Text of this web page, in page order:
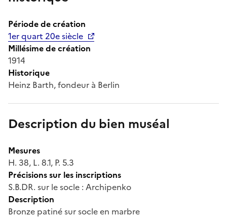
Période de création
1er quart 20e siècle
Millésime de création
1914
Historique
Heinz Barth, fondeur à Berlin
Description du bien muséal
Mesures
H. 38, L. 8.1, P. 5.3
Précisions sur les inscriptions
S.B.DR. sur le socle : Archipenko
Description
Bronze patiné sur socle en marbre